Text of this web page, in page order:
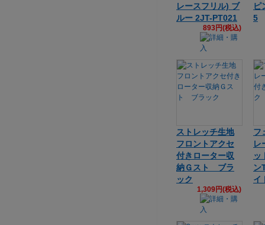
レースフリル) ブ
ルー 2JT-PT021
893円(税込)
ピ
5
ストレッチ生地
フロントアクセ
付きローター収
納Ｇスト ブラ
ック
1,309円(税込)
フ
レ
ッ
ン
イ